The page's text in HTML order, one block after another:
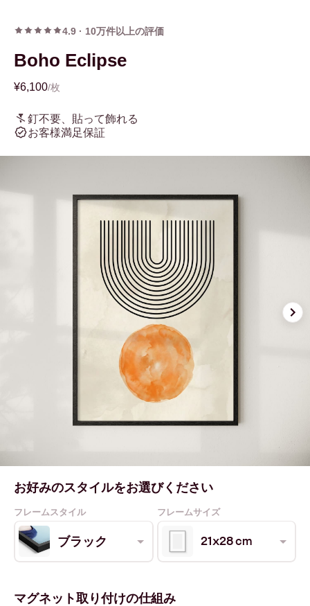
4.9 · 10万件以上の評価
Boho Eclipse
¥6,100/枚
釘不要、貼って飾れる
お客様満足保証
お好みのスタイルをお選びください
フレームスタイル フレームサイズ
ブラック 21x28 cm
マグネット取り付けの仕組み